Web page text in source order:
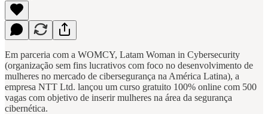
Em parceria com a WOMCY, Latam Woman in Cybersecurity
(organização sem fins lucrativos com foco no desenvolvimento de
mulheres no mercado de cibersegurança na América Latina), a
empresa NTT Ltd. lançou um curso gratuito 100% online com 500
vagas com objetivo de inserir mulheres na área da segurança
cibernética.